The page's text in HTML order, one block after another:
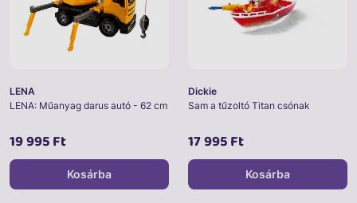
LENA
LENA: Műanyag darus autó - 62 cm
19 995 Ft
Kosárba
Dickie
Sam a tűzoltó Titan csónak
17 995 Ft
Kosárba